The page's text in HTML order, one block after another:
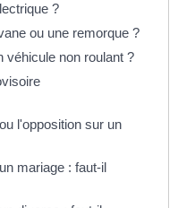
?
ou une remorque ?
véhicule non roulant ?
l'opposition sur un
mariage : faut-il